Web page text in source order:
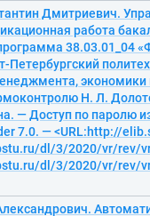
Дмитриевич.
работа
38.03.01_04
экономики
Н. Л.
— Доступ по паролю
7.0. — <URL:http://
dl/3/2020/vr/rev/
dl/3/2020/vr/rev/